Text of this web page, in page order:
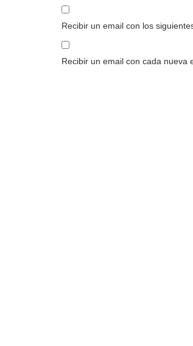
Recibir un email con los
Recibir un email con cada nueva